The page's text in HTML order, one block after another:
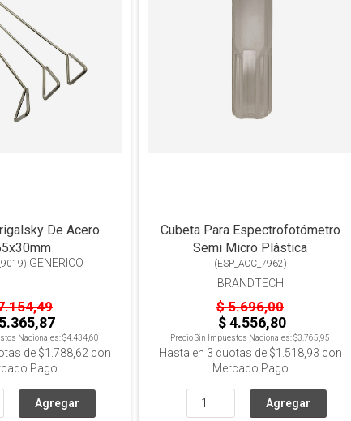
De Acero
) GENERICO
Nacionales:$4.434,60
de $1.788,62 con
Pago
Cubeta Para Espectrofotómetro
Semi Micro Plástica
(ESP_ACC_7962)
BRANDTECH
$ 5.696,00
$ 4.556,80
Precio Sin Impuestos Nacionales:$3.765,95
Hasta en 3 cuotas de $1.518,93 con
Mercado Pago